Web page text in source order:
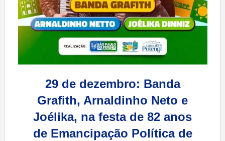
29 de dezembro: Banda
Grafith, Arnaldinho Neto e
Joélika, na festa de 82 anos
de Emancipação Política de